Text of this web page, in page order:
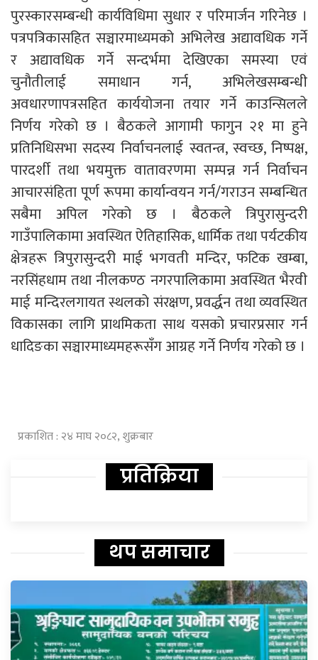
पुरस्कारसम्बन्धी कार्यविधिमा सुधार र परिमार्जन गरिनेछ ।
पत्रपत्रिकासहित सञ्चारमाध्यमको अभिलेख अद्यावधिक गर्ने
र अद्यावधिक गर्ने सन्दर्भमा देखिएका समस्या एवं
चुनौतीलाई समाधान गर्न, अभिलेखसम्बन्धी
अवधारणापत्रसहित कार्ययोजना तयार गर्ने काउन्सिलले
निर्णय गरेको छ । बैठकले आगामी फागुन २१ मा हुने
प्रतिनिधिसभा सदस्य निर्वाचनलाई स्वतन्त्र, स्वच्छ, निष्पक्ष,
पारदर्शी तथा भयमुक्त वातावरणमा सम्पन्न गर्न निर्वाचन
आचारसंहिता पूर्ण रूपमा कार्यान्वयन गर्न/गराउन सम्बन्धित
सबैमा अपिल गरेको छ । बैठकले त्रिपुरासुन्दरी
गाउँपालिकामा अवस्थित ऐतिहासिक, धार्मिक तथा पर्यटकीय
क्षेत्रहरू त्रिपुरासुन्दरी माई भगवती मन्दिर, फटिक खम्बा,
नरसिंहधाम तथा नीलकण्ठ नगरपालिकामा अवस्थित भैरवी
माई मन्दिरलगायत स्थलको संरक्षण, प्रवर्द्धन तथा व्यवस्थित
विकासका लागि प्राथमिकता साथ यसको प्रचारप्रसार गर्न
धादिङका सञ्चारमाध्यमहरूसँग आग्रह गर्ने निर्णय गरेको छ ।
प्रकाशित : २४ माघ २०८२, शुक्रबार
प्रतिक्रिया
थप समाचार